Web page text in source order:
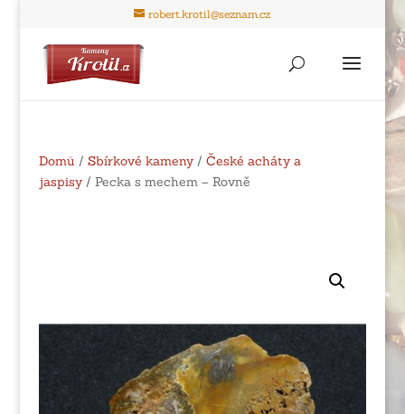
robert.krotil@seznam.cz
Domů / Sbírkové kameny/ České acháty a
jaspisy/ Pecka s mechem – Rovně